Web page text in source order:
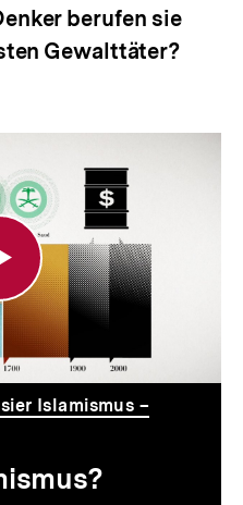
berufen sie
Gewalttäter?
Islamismus –